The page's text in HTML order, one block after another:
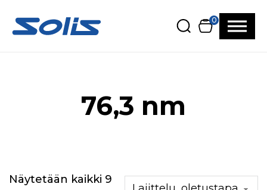
0
76,3 nm
Näytetään kaikki 9